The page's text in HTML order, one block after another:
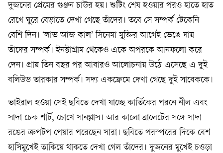
দুজনের প্রেমের গুঞ্জন চাউর হয়। শুটিং শেষ হওয়ার পরও হাতে হাত
রেখে ঘুরে বেড়াতে দেখা গেছে তাঁদের। তবে সে সম্পর্ক টেকেনি
বেশি দিন। ‘লাভ আজ কাল’ সিনেমা মুক্তির আগেই ভেঙে যায়
তাঁদের সম্পর্ক। ইনস্টাগ্রাম থেকেও একে অপরকে আনফলো করে
দেন। প্রায় তিন বছর পর আবারও আলোচনায় উঠে এসেছে এ দুই
বলিউড তারকার সম্পর্ক। সদ্য একফ্রেমে দেখা গেছে দুই সাবেককে।
ভাইরাল হওয়া সেই ছবিতে দেখা যাচ্ছে কার্তিকের পরনে নীল এবং
সাদা চেক শার্ট, চোখে সানগ্লাস। আর কালো ব্রালেটের সঙ্গে সাদা
রঙের ক্রপটপ পেয়ার পরেছেন সারা। ছবিতে পরস্পরের দিকে বেশ
হাসিমুখেই তাকিয়ে থাকতে দেখা গেল তাঁদের। দুজনের মুখেই চওড়া